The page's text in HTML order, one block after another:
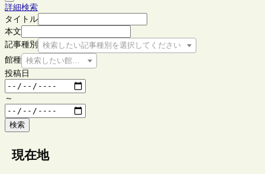
詳細検索
タイトル
本文
記事種別
検索したい記事種別を選択してください
館種 検索したい館種を選択してください
投稿日
～
検索
現在地